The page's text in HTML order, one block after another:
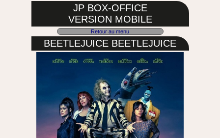
JP BOX-OFFICE
VERSION MOBILE
Retour au menu
BEETLEJUICE BEETLEJUICE